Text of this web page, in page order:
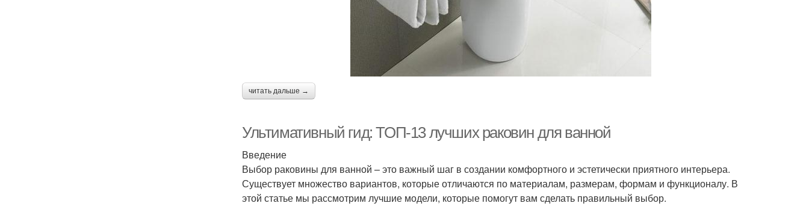
читать дальше →
Ультимативный гид: ТОП-13 лучших раковин для ванной
Введение
Выбор раковины для ванной – это важный шаг в создании комфортного и эстетически приятного интерьера.
Существует множество вариантов, которые отличаются по материалам, размерам, формам и функционалу. В
этой статье мы рассмотрим лучшие модели, которые помогут вам сделать правильный выбор.